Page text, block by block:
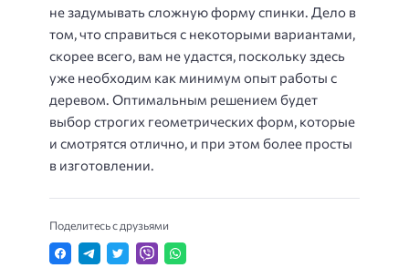
не задумывать сложную форму спинки. Дело в
том, что справиться с некоторыми вариантами,
скорее всего, вам не удастся, поскольку здесь
уже необходим как минимум опыт работы с
деревом. Оптимальным решением будет
выбор строгих геометрических форм, которые
и смотрятся отлично, и при этом более просты
в изготовлении.
Поделитесь с друзьями